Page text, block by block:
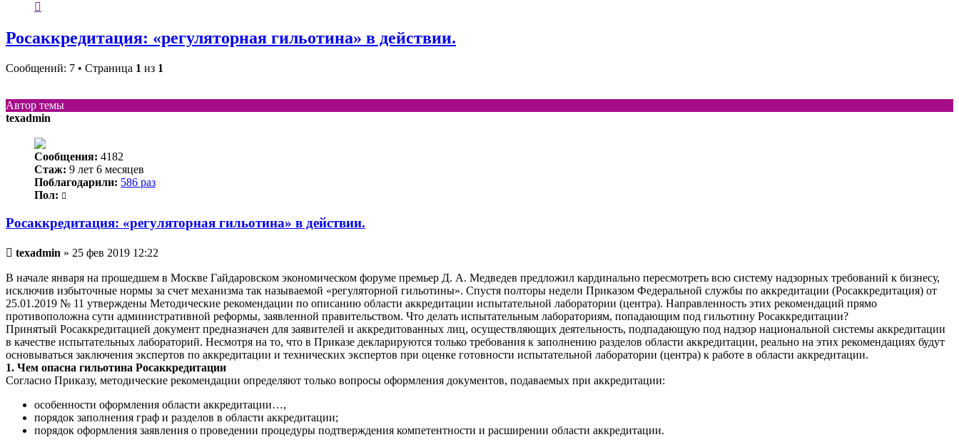
Росаккредитация: «регуляторная гильотина» в действии.
Сообщений: 7 • Страница 1 из 1
Автор темы
texadmin
Сообщения: 4182
Стаж: 9 лет 6 месяцев
Поблагодарили: 586 раз
Пол:
Росаккредитация: «регуляторная гильотина» в действии.
Непрочитанное
texadmin » 25 фев 2019 12:22
В начале января на прошедшем в Москве Гайдаровском экономическом форуме премьер Д. А. Медведев предложил кардинально пересмотреть всю систему надзорных требований к бизнесу,
исключив избыточные нормы за счет механизма так называемой «регуляторной гильотины». Спустя полторы недели Приказом Федеральной службы по аккредитации (Росаккредитация) от
25.01.2019 № 11 утверждены Методические рекомендации по описанию области аккредитации испытательной лаборатории (центра). Направленность этих рекомендаций прямо
противоположна сути административной реформы, заявленной правительством. Что делать испытательным лабораториям, попадающим под гильотину Росаккредитации?
Принятый Росаккредитацией документ предназначен для заявителей и аккредитованных лиц, осуществляющих деятельность, подпадающую под надзор национальной системы аккредитации
в качестве испытательных лабораторий. Несмотря на то, что в Приказе декларируются только требования к заполнению разделов области аккредитации, реально на этих рекомендациях будут
основываться заключения экспертов по аккредитации и технических экспертов при оценке готовности испытательной лаборатории (центра) к работе в области аккредитации.
1. Чем опасна гильотина Росаккредитации
Согласно Приказу, методические рекомендации определяют только вопросы оформления документов, подаваемых при аккредитации:
особенности оформления области аккредитации…,
порядок заполнения граф и разделов в области аккредитации;
порядок оформления заявления о проведении процедуры подтверждения компетентности и расширении области аккредитации.